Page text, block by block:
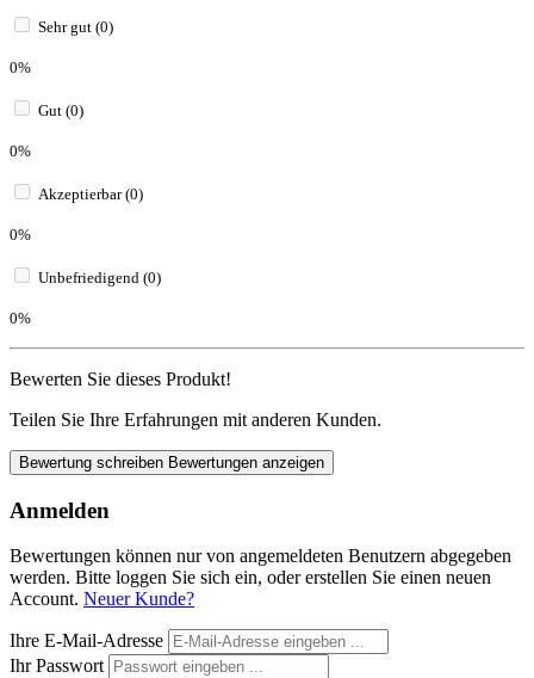
Sehr gut (0)
0%
Gut (0)
0%
Akzeptierbar (0)
0%
Unbefriedigend (0)
0%
Bewerten Sie dieses Produkt!
Teilen Sie Ihre Erfahrungen mit anderen Kunden.
Bewertung schreiben Bewertungen anzeigen
Anmelden
Bewertungen können nur von angemeldeten Benutzern abgegeben
werden. Bitte loggen Sie sich ein, oder erstellen Sie einen neuen
Account. Neuer Kunde?
Ihre E-Mail-Adresse
Ihr Passwort